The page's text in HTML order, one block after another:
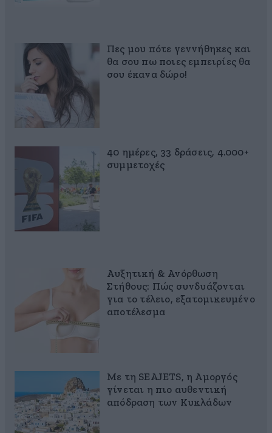
Πες μου πότε γεννήθηκες και
θα σου πω ποιες εμπειρίες θα
σου έκανα δώρο!
40 ημέρες, 33 δράσεις, 4.000+
συμμετοχές
Αυξητική & Ανόρθωση
Στήθους: Πώς συνδυάζονται
για το τέλειο, εξατομικευμένο
αποτέλεσμα
Με τη SEAJETS, η Αμοργός
γίνεται η πιο αυθεντική
απόδραση των Κυκλάδων